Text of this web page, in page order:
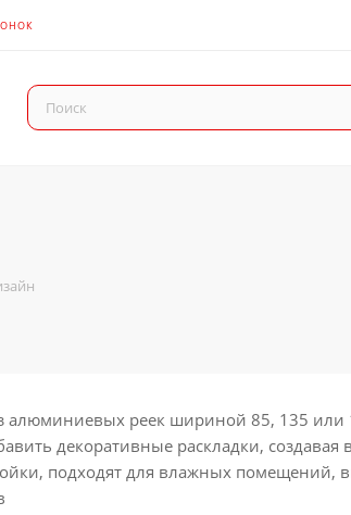
реек шириной 85, 135 или
декоративные раскладки,
подходят для влажных помещений,